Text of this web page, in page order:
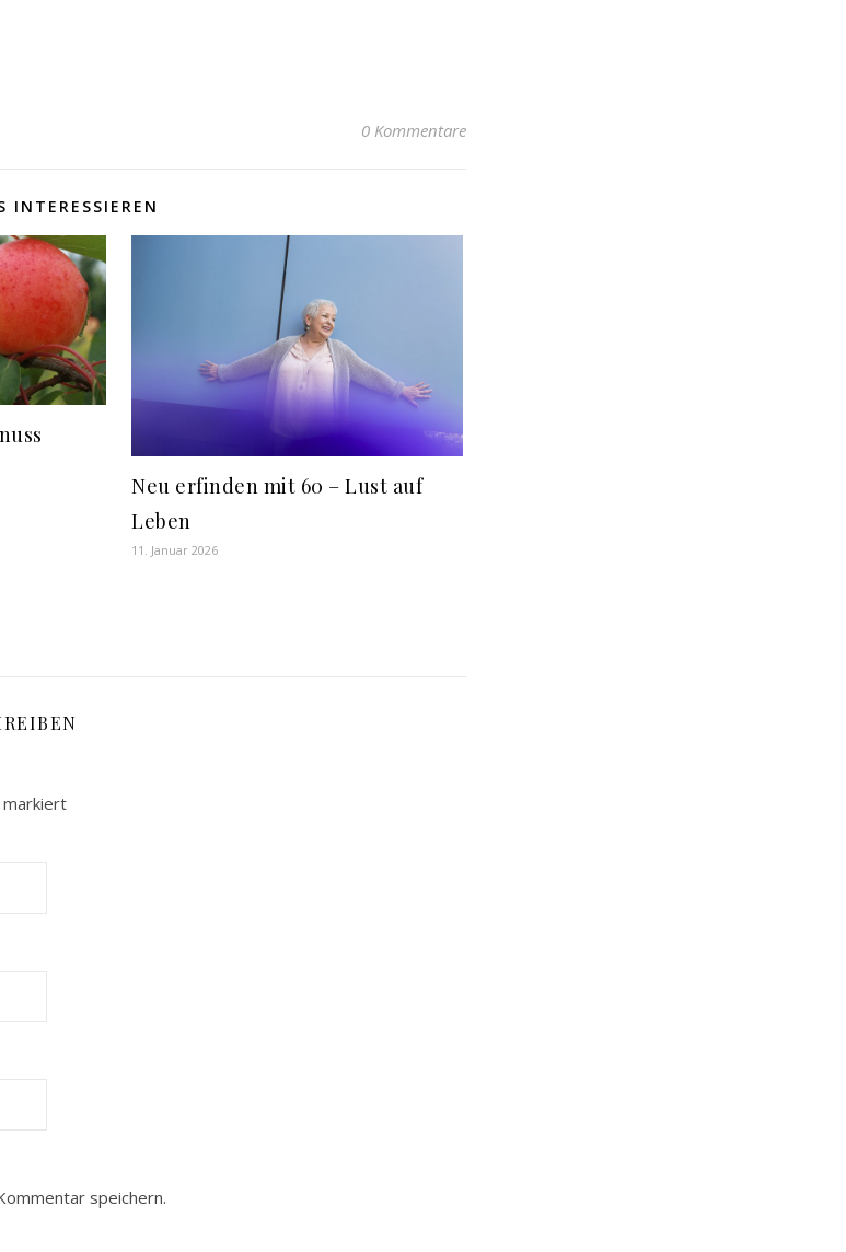
0 Kommentare
INTERESSIEREN
Neu erfinden mit 60 – Lust auf
Leben
11. Januar 2026
markiert
speichern.